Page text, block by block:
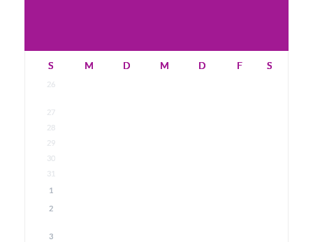
S M D M D F S
26
27
28
29
30
31
1
2
3